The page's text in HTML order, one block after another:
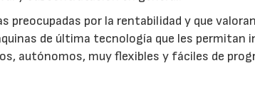
por la rentabilidad y que
de última tecnología que les permitan
autónomos, muy flexibles y fáciles de